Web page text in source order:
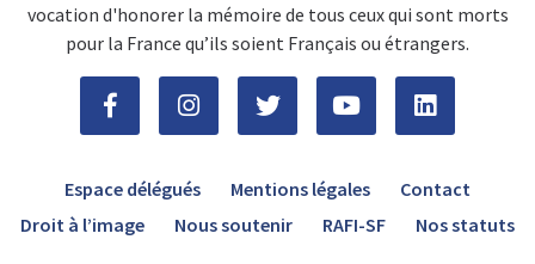
vocation d'honorer la mémoire de tous ceux qui sont morts
pour la France qu’ils soient Français ou étrangers.
Espace délégués Mentions légales
Contact
Droit à l’image
Nous soutenir RAFI-SF Nos statuts